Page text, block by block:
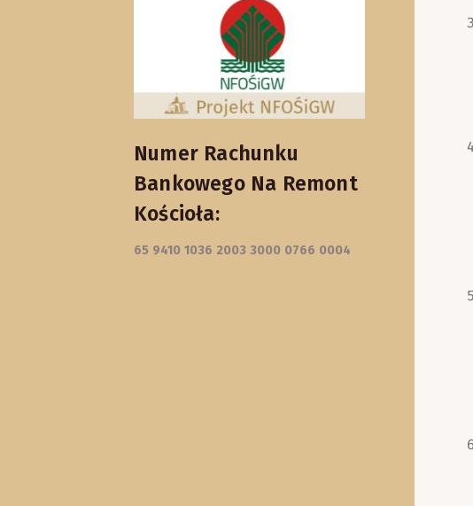
Numer Rachunku
Bankowego Na Remont
Kościoła:
65 9410 1036 2003 3000 0766 0004